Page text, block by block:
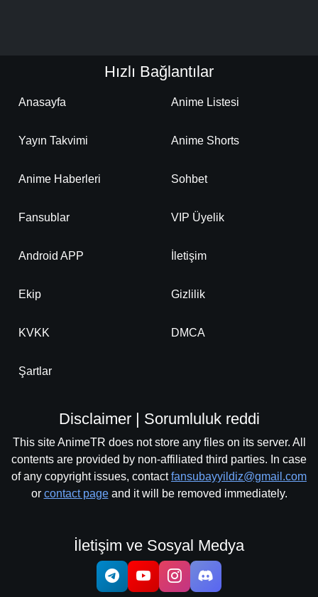
Hızlı Bağlantılar
Anasayfa Anime Listesi
Yayın Takvimi Anime Shorts
Anime Haberleri Sohbet
Fansublar VIP Üyelik
Android APP İletişim
Ekip Gizlilik
KVKK DMCA
Şartlar
Disclaimer | Sorumluluk reddi
This site AnimeTR does not store any files on its server. All
contents are provided by non-affiliated third parties. In case
of any copyright issues, contactfansubayyildiz@gmail.com
or contact pageand it will be removed immediately.
İletişim ve Sosyal Medya